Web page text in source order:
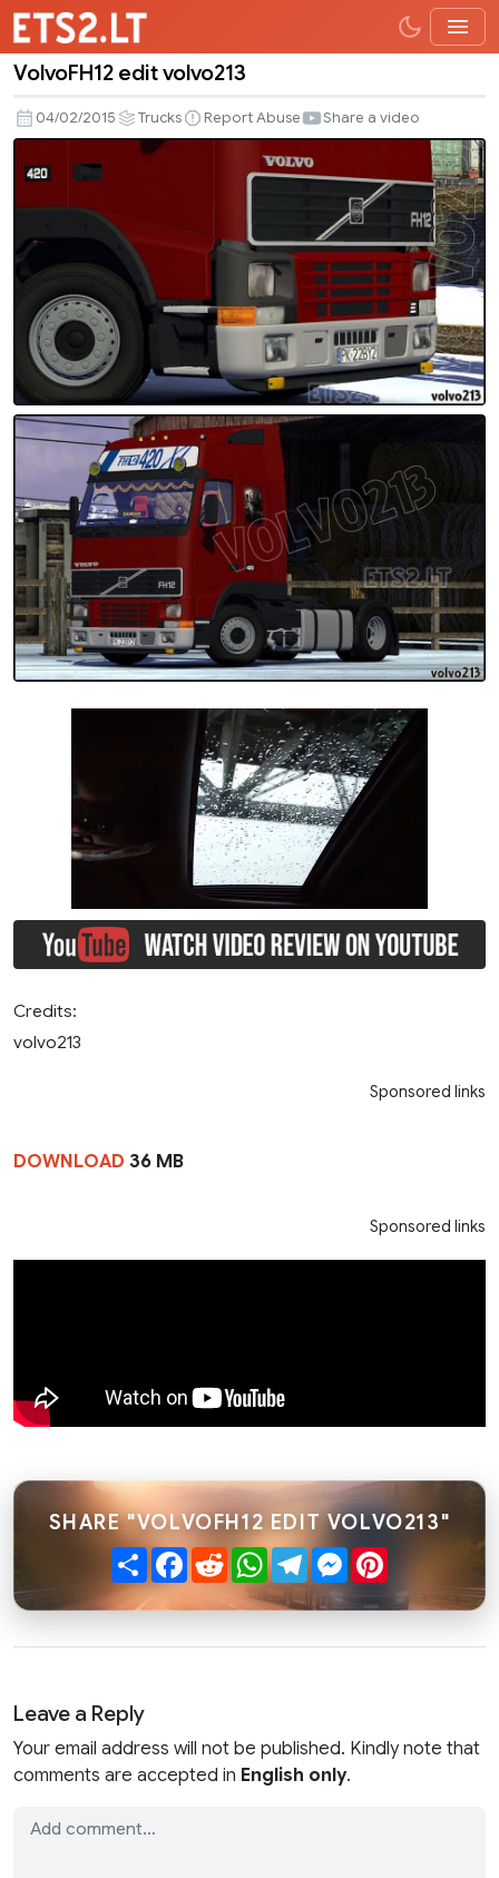
edit
volvo213
VolvoFH12 edit volvo213
04/02/2015 Trucks Report Abuse Share a video
Credits:
volvo213
Sponsored links
DOWNLOAD 36 MB
Sponsored links
SHARE "VOLVOFH12 EDIT VOLVO213"
ShareFacebook
RedditWhatsApp
TelegramMessenger
Leave a Reply
Your email address will not be published. Kindly note that
comments are accepted in English only.